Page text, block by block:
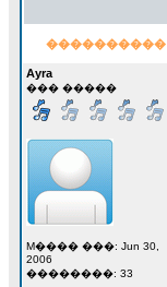
����������
Ayra
��� �����
M���� ���: Jun 30,
2006
��������: 33